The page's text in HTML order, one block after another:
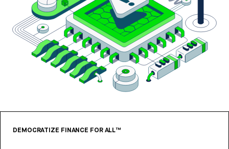
DEMOCRATIZE FINANCE FOR ALL™